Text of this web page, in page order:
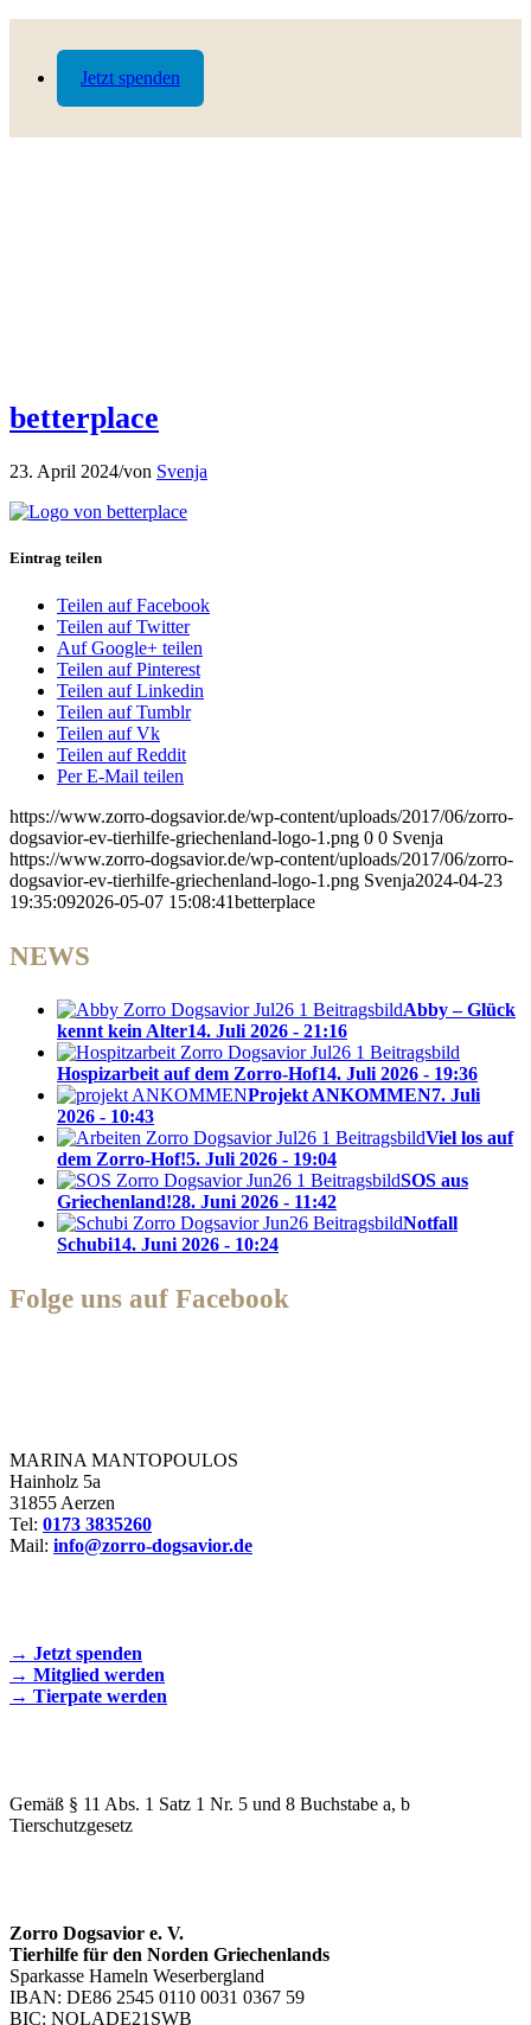
Jetzt spenden
betterplace
23. April 2024/von Svenja
Eintrag teilen
Teilen auf Facebook
Teilen auf Twitter
Auf Google+ teilen
Teilen auf Pinterest
Teilen auf Linkedin
Teilen auf Tumblr
Teilen auf Vk
Teilen auf Reddit
Per E-Mail teilen
https://www.zorro-dogsavior.de/wp-content/uploads/2017/06/zorro-
dogsavior-ev-tierhilfe-griechenland-logo-1.png 0 0 Svenja
https://www.zorro-dogsavior.de/wp-content/uploads/2017/06/zorro-
dogsavior-ev-tierhilfe-griechenland-logo-1.png Svenja2024-04-23
19:35:092026-05-07 15:08:41betterplace
NEWS
Abby – Glück
kennt kein Alter14. Juli 2026 - 21:16
Hospizarbeit auf dem Zorro-Hof14. Juli 2026 - 19:36
Projekt ANKOMMEN7. Juli
2026 - 10:43
Viel los auf
dem Zorro-Hof!5. Juli 2026 - 19:04
SOS aus
Griechenland!28. Juni 2026 - 11:42
Notfall
Schubi14. Juni 2026 - 10:24
Folge uns auf Facebook
MARINA MANTOPOULOS
Hainholz 5a
31855 Aerzen
Tel: 0173 3835260
Mail: info@zorro-dogsavior.de
→ Jetzt spenden
→ Mitglied werden
→ Tierpate werden
Gemäß § 11 Abs. 1 Satz 1 Nr. 5 und 8 Buchstabe a, b
Tierschutzgesetz
Zorro Dogsavior e. V.
Tierhilfe für den Norden Griechenlands
Sparkasse Hameln Weserbergland
IBAN: DE86 2545 0110 0031 0367 59
BIC: NOLADE21SWB